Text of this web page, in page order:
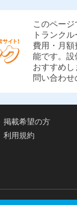
このペー
トランク
費用・月
能です。設
おすすめ
問い合わせ
掲載希望の方
利用規約